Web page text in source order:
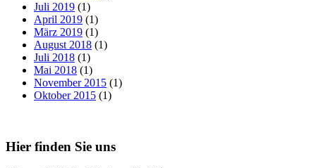
Juli 2019 (1)
April 2019 (1)
März 2019 (1)
August 2018 (1)
Juli 2018 (1)
Mai 2018 (1)
November 2015 (1)
Oktober 2015 (1)
oben
Hier finden Sie uns